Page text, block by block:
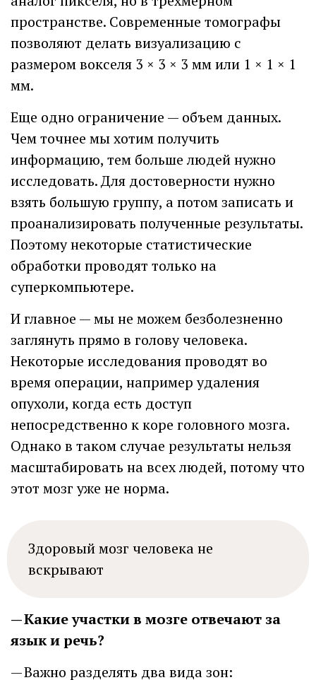
пространстве. Современные томографы
позволяют делать визуализацию с
размером вокселя 3 × 3 × 3 мм или 1 × 1 × 1
мм.
Еще одно ограничение — объем данных.
Чем точнее мы хотим получить
информацию, тем больше людей нужно
исследовать. Для достоверности нужно
взять большую группу, а потом записать и
проанализировать полученные результаты.
Поэтому некоторые статистические
обработки проводят только на
суперкомпьютере.
И главное — мы не можем безболезненно
заглянуть прямо в голову человека.
Некоторые исследования проводят во
время операции, например удаления
опухоли, когда есть доступ
непосредственно к коре головного мозга.
Однако в таком случае результаты нельзя
масштабировать на всех людей, потому что
этот мозг уже не норма.
Здоровый мозг человека не
вскрывают
— Какие участки в мозге отвечают за
язык и речь?
— Важно разделять два вида зон: